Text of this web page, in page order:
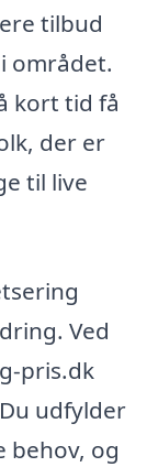
tilbud
området.
kort tid få
der er
til live
Ved
pris.dk
udfylder
behov, og